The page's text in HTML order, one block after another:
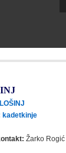
kadetkinje
Žarko Rogić